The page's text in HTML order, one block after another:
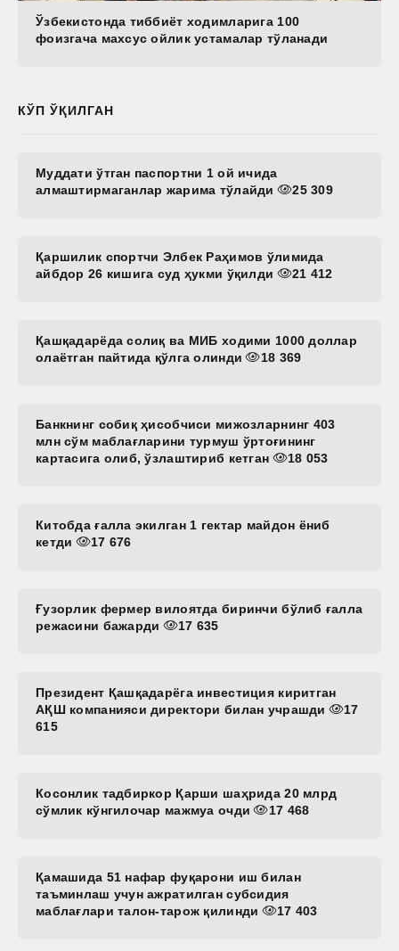
Ўзбекистонда тиббиёт ходимларига 100
фоизгача махсус ойлик устамалар тўланади
КЎП ЎҚИЛГАН
Муддати ўтган паспортни 1 ой ичида
алмаштирмаганлар жарима тўлайди
25 309
Қаршилик спортчи Элбек Раҳимов ўлимида
айбдор 26 кишига суд ҳукми ўқилди
21 412
Қашқадарёда солиқ ва МИБ ходими 1000 доллар
олаётган пайтида қўлга олинди
18 369
Банкнинг собиқ ҳисобчиси мижозларнинг 403
млн сўм маблағларини турмуш ўртоғининг
картасига олиб, ўзлаштириб кетган
18 053
Китобда ғалла экилган 1 гектар майдон ёниб
кетди
17 676
Ғузорлик фермер вилоятда биринчи бўлиб ғалла
режасини бажарди
17 635
Президент Қашқадарёга инвестиция киритган
АҚШ компанияси директори билан учрашди
17
615
Косонлик тадбиркор Қарши шаҳрида 20 млрд
сўмлик кўнгилочар мажмуа очди
17 468
Қамашида 51 нафар фуқарони иш билан
таъминлаш учун ажратилган субсидия
маблағлари талон-тарож қилинди
17 403